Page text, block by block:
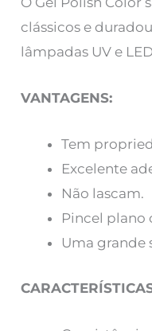
clássicos e
lâmpadas UV e
VANTAGENS:
Tem
Excelente
Não lascam.
Pincel plano
Uma grande